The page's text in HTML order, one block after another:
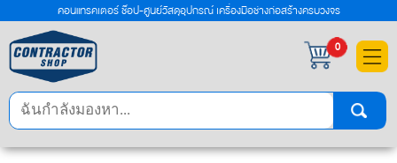
×
คอนแทรคเตอร์ ช๊อป-ศูนย์วัสดุอุปกรณ์ เครื่องมือช่างก่อสร้างครบวงจร
0